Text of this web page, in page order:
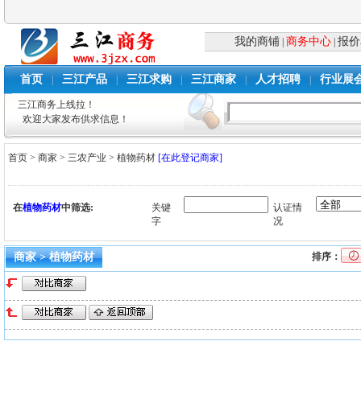
我的商铺 商务中心 |报
首页 三江产品 三江求购 三江商家 人才招聘 行业展
三江商务上线拉！
欢迎大家发布供求信息！
首页 >商家 >三农产业 >植物药材 [在此登记商家]
在植物药材中筛选:
关键
字
认证情
况
商家 > 植物药材 排序：